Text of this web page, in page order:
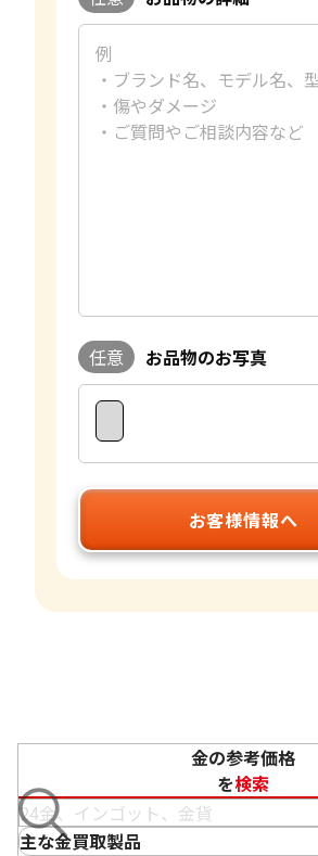
任意 お品物のお写真
お客様情報へ
金の参考価格
を検索
主な金買取製品